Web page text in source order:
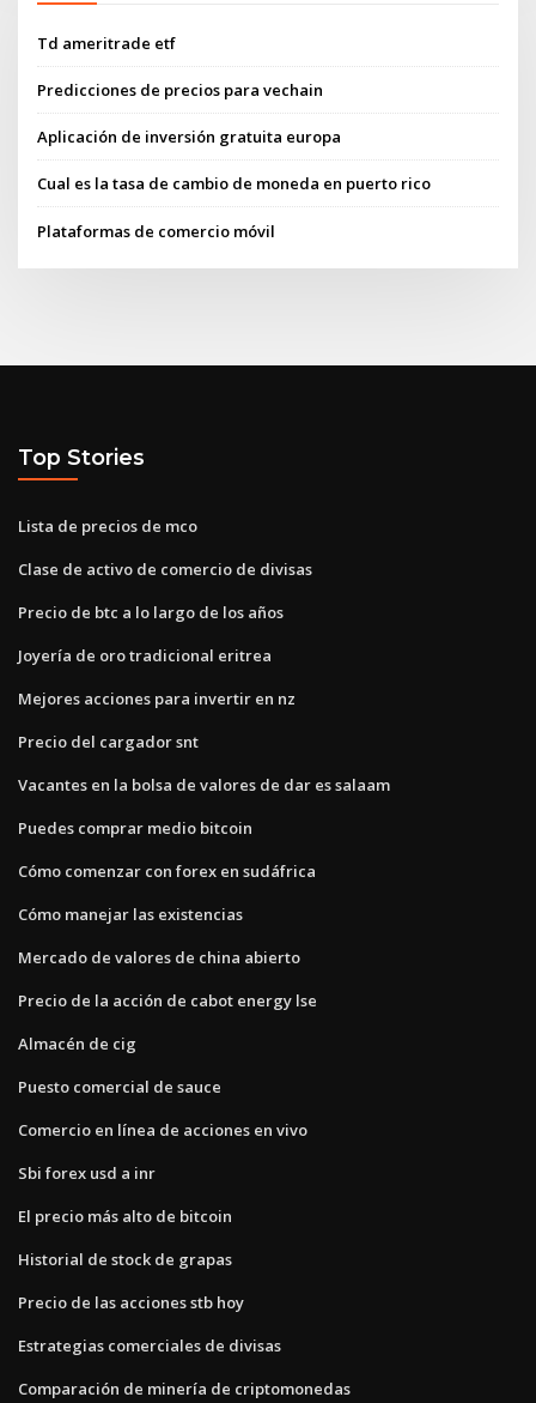
Td ameritrade etf
Predicciones de precios para vechain
Aplicación de inversión gratuita europa
Cual es la tasa de cambio de moneda en puerto rico
Plataformas de comercio móvil
Top Stories
Lista de precios de mco
Clase de activo de comercio de divisas
Precio de btc a lo largo de los años
Joyería de oro tradicional eritrea
Mejores acciones para invertir en nz
Precio del cargador snt
Vacantes en la bolsa de valores de dar es salaam
Puedes comprar medio bitcoin
Cómo comenzar con forex en sudáfrica
Cómo manejar las existencias
Mercado de valores de china abierto
Precio de la acción de cabot energy lse
Almacén de cig
Puesto comercial de sauce
Comercio en línea de acciones en vivo
Sbi forex usd a inr
El precio más alto de bitcoin
Historial de stock de grapas
Precio de las acciones stb hoy
Estrategias comerciales de divisas
Comparación de minería de criptomonedas